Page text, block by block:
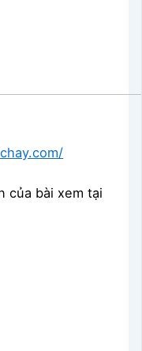
của bài xem tại